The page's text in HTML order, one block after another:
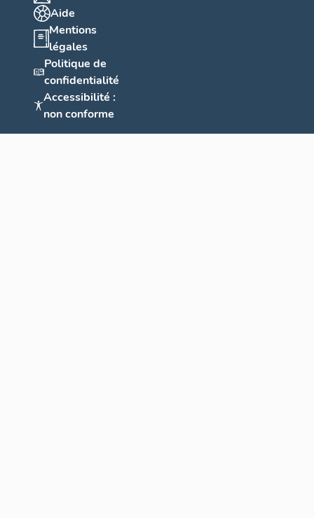
Aide
Mentions
légales
Politique de
confidentialité
Accessibilité :
non conforme